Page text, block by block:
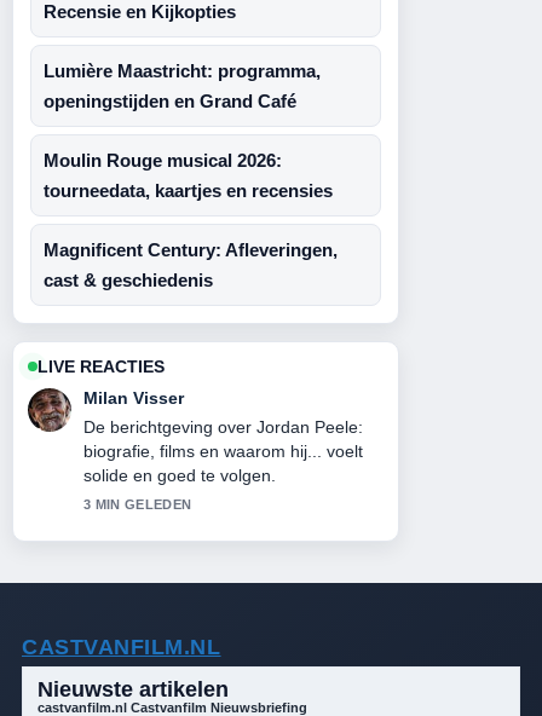
Recensie en Kijkopties
Lumière Maastricht: programma,
openingstijden en Grand Café
Moulin Rouge musical 2026:
tourneedata, kaartjes en recensies
Magnificent Century: Afleveringen,
cast & geschiedenis
LIVE REACTIES
Milan Visser
De berichtgeving over Jordan Peele:
biografie, films en waarom hij... voelt
solide en goed te volgen.
3 MIN GELEDEN
CASTVANFILM.NL
Nieuwste artikelen
castvanfilm.nl Castvanfilm Nieuwsbriefing